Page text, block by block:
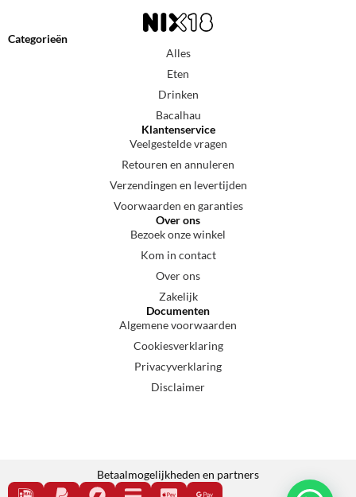
Categorieën
Alles
Eten
Drinken
Bacalhau
Klantenservice
Veelgestelde vragen
Retouren en annuleren
Verzendingen en levertijden
Voorwaarden en garanties
Over ons
Bezoek onze winkel
Kom in contact
Over ons
Zakelijk
Documenten
Algemene voorwaarden
Cookiesverklaring
Privacyverklaring
Disclaimer
Betaalmogelijkheden en partners